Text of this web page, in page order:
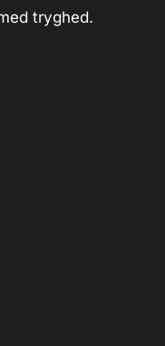
tryghed.